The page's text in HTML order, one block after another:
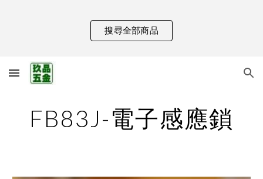
Skip to main content
搜尋全部商品
FB83J-電子感應鎖